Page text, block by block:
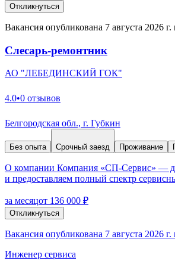
Откликнуться
Вакансия опубликована 7 августа 2026
Слесарь-ремонтник
АО "ЛЕБЕДИНСКИЙ ГОК"
4.0•0 отзывов
Белгородская обл., г. Губкин
Без опыта Срочный заезд Проживание
О компании Компания «СП-Сервис» —
и предоставляем полный спектр
за месяцот 136 000 ₽
Откликнуться
Вакансия опубликована 7 августа 2026
Инженер сервиса